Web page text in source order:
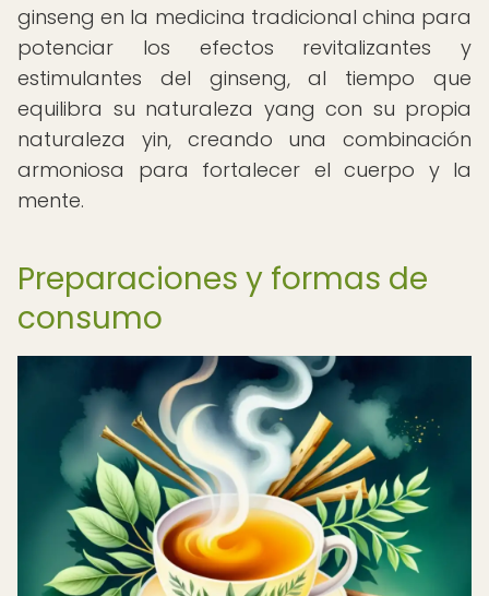
ginseng en la medicina tradicional china para
potenciar los efectos revitalizantes y
estimulantes del ginseng, al tiempo que
equilibra su naturaleza yang con su propia
naturaleza yin, creando una combinación
armoniosa para fortalecer el cuerpo y la
mente.
Preparaciones y formas de
consumo